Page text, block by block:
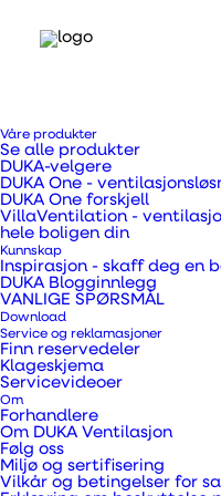
Våre produkter
Se alle produkter
DUKA-velgere
DUKA One -
DUKA One forskjell
VillaVentilation -
hele boligen din
Kunnskap
Inspirasjon - skaff deg en
DUKA Blogginnlegg
VANLIGE SPØRSMÅL
Download
Service og reklamasjoner
Finn reservedeler
Klageskjema
Servicevideoer
Om
Forhandlere
Om DUKA Ventilasjon
Følg oss
Miljø og sertifisering
Vilkår og betingelser for
Få
Utlev drømmene